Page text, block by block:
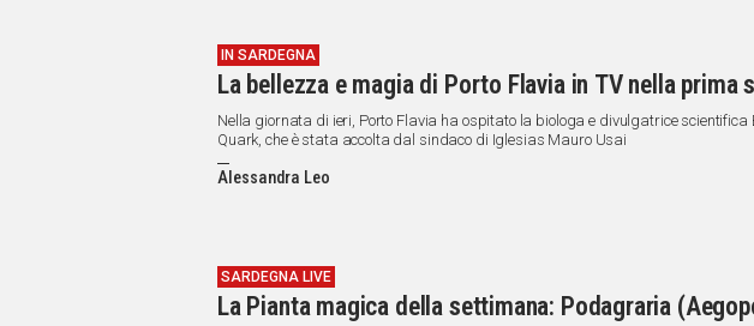
IN SARDEGNA
La bellezza e magia di Porto Flavia in TV nella prima
Nella giornata di ieri, Porto Flavia ha ospitato la biologa e divulgatrice
Quark, che è stata accolta dal sindaco di Iglesias Mauro Usai
Alessandra Leo
SARDEGNA LIVE
La Pianta magica della settimana: Podagraria